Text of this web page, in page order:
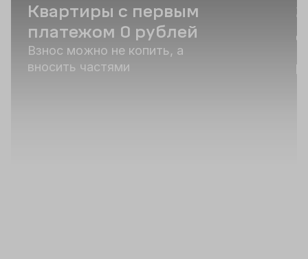
Квартиры с первым
платежом 0 рублей
Взнос можно не копить, а
вносить частями